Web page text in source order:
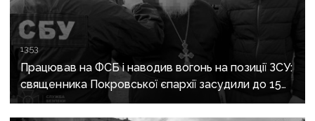
13:53
Працював на ФСБ і наводив вогонь на позиції ЗСУ:
священника Покровської єпархії засудили до 15
років